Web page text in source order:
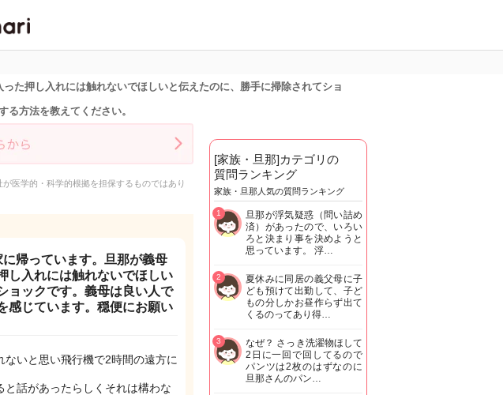
た押し入れには触れないでほしいと伝えたのに、勝手に掃除されてショ
方法を教えてください。
医学的・科学的根拠を担保するものではあり
帰っています。旦那が義母
し入れには触れないでほしい
ョックです。義母は良い人で
感じています。穏便にお願い
いと思い飛行機で2時間の遠方に
話があったらしくそれは構わな
[家族・旦那]カテゴリの
質問ランキング
家族・旦那人気の質問ランキング
旦那が浮気疑惑（問い詰め
済）があったので、いろい
ろと決まり事を決めようと
思っています。 浮…
1
夏休みに同居の義父母に子
ども預けて出勤して、子ど
もの分しかお昼作らず出て
くるのってあり得…
2
なぜ？ さっき洗濯物ほして
2日に一回で回してるので
パンツは2枚のはずなのに
旦那さんのパン…
3